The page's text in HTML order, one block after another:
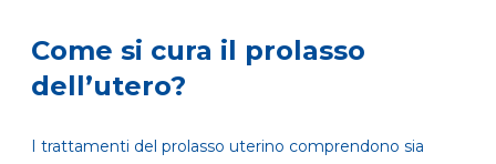
Come si cura il prolasso
dell’utero?
I trattamenti del prolasso uterino comprendono sia